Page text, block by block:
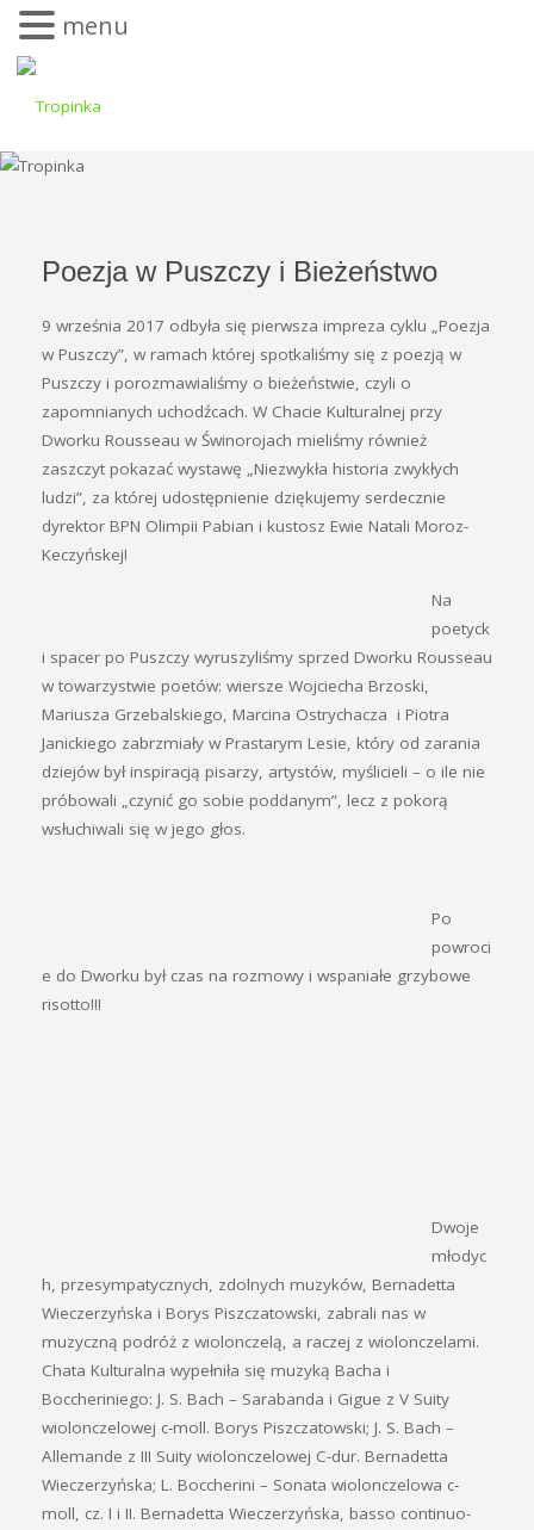
Poezja w Puszczy i Bieżeństwo
9 września 2017 odbyła się pierwsza impreza cyklu „Poezja
w Puszczy”, w ramach której spotkaliśmy się z poezją w
Puszczy i porozmawialiśmy o bieżeństwie, czyli o
zapomnianych uchodźcach. W Chacie Kulturalnej przy
Dworku Rousseau w Świnorojach mieliśmy również
zaszczyt pokazać wystawę „Niezwykła historia zwykłych
ludzi”, za której udostępnienie dziękujemy serdecznie
dyrektor BPN Olimpii Pabian i kustosz Ewie Natali Moroz-
Keczyńskej!
Na
poetyck
i spacer po Puszczy wyruszyliśmy sprzed Dworku Rousseau
w towarzystwie poetów: wiersze Wojciecha Brzoski,
Mariusza Grzebalskiego, Marcina Ostrychacza i Piotra
Janickiego zabrzmiały w Prastarym Lesie, który od zarania
dziejów był inspiracją pisarzy, artystów, myślicieli – o ile nie
próbowali „czynić go sobie poddanym”, lecz z pokorą
wsłuchiwali się w jego głos.
Po
powroci
e do Dworku był czas na rozmowy i wspaniałe grzybowe
risotto!!!
Dwoje
młodyc
h, przesympatycznych, zdolnych muzyków, Bernadetta
Wieczerzyńska i Borys Piszczatowski, zabrali nas w
muzyczną podróż z wiolonczelą, a raczej z wiolonczelami.
Chata Kulturalna wypełniła się muzyką Bacha i
Boccheriniego: J. S. Bach – Sarabanda i Gigue z V Suity
wiolonczelowej c-moll. Borys Piszczatowski; J. S. Bach –
Allemande z III Suity wiolonczelowej C-dur. Bernadetta
Wieczerzyńska; L. Boccherini – Sonata wiolonczelowa c-
moll, cz. I i II. Bernadetta Wieczerzyńska, basso continuo-
menu